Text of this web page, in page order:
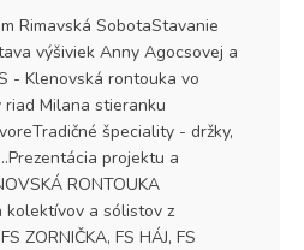
Rimavská SobotaStavanie
výšiviek Anny Agocsovej a
- Klenovská rontouka vo
Milana stieranku
špeciality - držky,
projektu a
RONTOUKA
a sólistov z
ZORNIČKA, FS HÁJ, FS